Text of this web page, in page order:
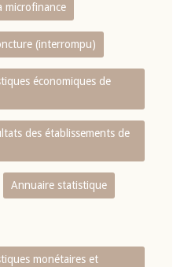
microfinance
(interrompu)
économiques de
des établissements de
Annuaire statistique
monétaires et